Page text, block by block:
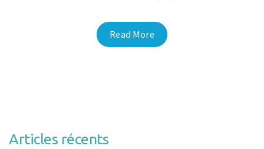
Read More
Articles récents